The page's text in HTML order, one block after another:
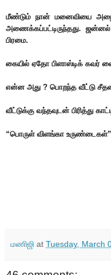
மீண்டும் நான் மனைவியை
அணைக்கப்பட்டிருந்தது.
பிரமை.
கையில் ஏதோ பிளாஸ்டிக் கவர்
என்ன அது ? பொறந்த வீட்டு
வீட்டுக்கு வந்தவுடன் பிரித்து
“பொருள் விளங்கா உருண்டைகள்”
மணிஜி at Tuesday, March